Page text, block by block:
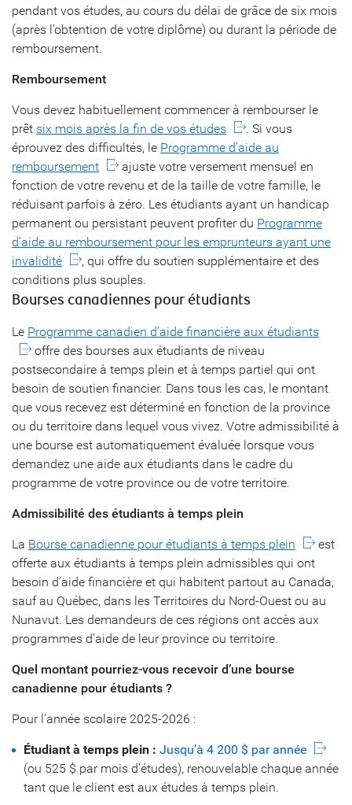
pendant vos études, au cours du délai de grâce de six mois
(après l’obtention de votre diplôme) ou durant la période de
remboursement.
Remboursement
Vous devez habituellement commencer à rembourser le
prêt six mois après la fin de vos études
. Si vous
éprouvez des difficultés, le Programme d’aide au
remboursement
ajuste votre versement mensuel en
fonction de votre revenu et de la taille de votre famille, le
réduisant parfois à zéro. Les étudiants ayant un handicap
permanent ou persistant peuvent profiter du Programme
d’aide au remboursement pour les emprunteurs ayant une
invalidité
, qui offre du soutien supplémentaire et des
conditions plus souples.
Bourses canadiennes pour étudiants
Le Programme canadien d’aide financière aux étudiants
offre des bourses aux étudiants de niveau
postsecondaire à temps plein et à temps partiel qui ont
besoin de soutien financier. Dans tous les cas, le montant
que vous recevez est déterminé en fonction de la province
ou du territoire dans lequel vous vivez. Votre admissibilité à
une bourse est automatiquement évaluée lorsque vous
demandez une aide aux étudiants dans le cadre du
programme de votre province ou de votre territoire.
Admissibilité des étudiants à temps plein
La Bourse canadienne pour étudiants à temps plein
est
offerte aux étudiants à temps plein admissibles qui ont
besoin d’aide financière et qui habitent partout au Canada,
sauf au Québec, dans les Territoires du Nord-Ouest ou au
Nunavut. Les demandeurs de ces régions ont accès aux
programmes d’aide de leur province ou territoire.
Quel montant pourriez-vous recevoir d’une bourse
canadienne pour étudiants ?
Pour l’année scolaire 2025-2026 :
Étudiant à temps plein : Jusqu’à 4 200 $ par année
(ou 525 $ par mois d’études), renouvelable chaque année
tant que le client est aux études à temps plein.